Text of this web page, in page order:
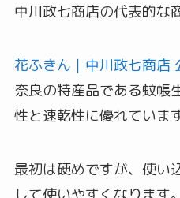
中川政七商店の代表的な
花ふきん｜中川政七商店
奈良の特産品である蚊帳
性と速乾性に優れています
最初は硬めですが、使い